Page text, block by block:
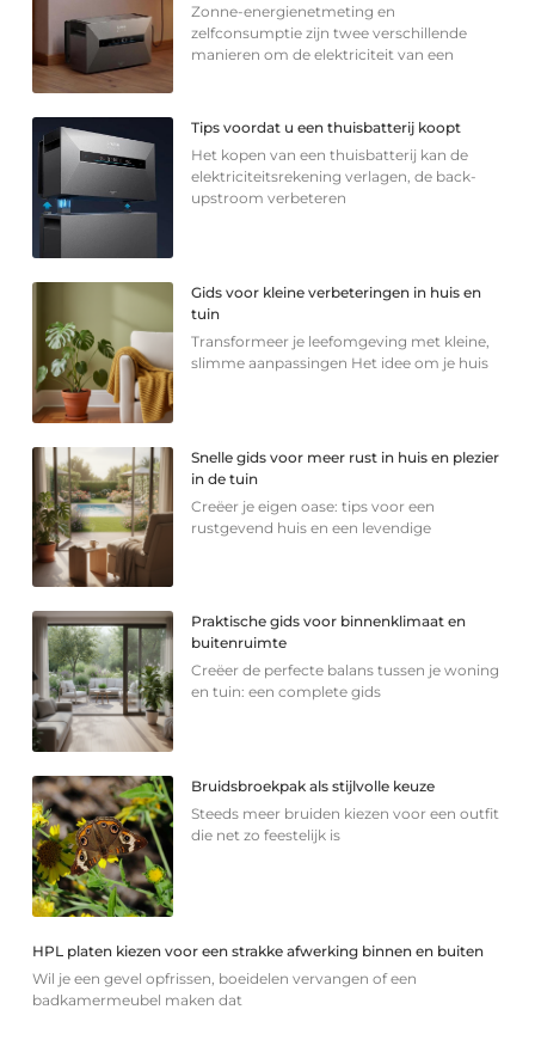
Zonne-energienetmeting en
zelfconsumptie zijn twee verschillende
manieren om de elektriciteit van een
Tips voordat u een thuisbatterij koopt
Het kopen van een thuisbatterij kan de
elektriciteitsrekening verlagen, de back-
upstroom verbeteren
Gids voor kleine verbeteringen in huis en
tuin
Transformeer je leefomgeving met kleine,
slimme aanpassingen Het idee om je huis
Snelle gids voor meer rust in huis en plezier
in de tuin
Creëer je eigen oase: tips voor een
rustgevend huis en een levendige
Praktische gids voor binnenklimaat en
buitenruimte
Creëer de perfecte balans tussen je woning
en tuin: een complete gids
Bruidsbroekpak als stijlvolle keuze
Steeds meer bruiden kiezen voor een outfit
die net zo feestelijk is
HPL platen kiezen voor een strakke afwerking binnen en buiten
Wil je een gevel opfrissen, boeidelen vervangen of een
badkamermeubel maken dat